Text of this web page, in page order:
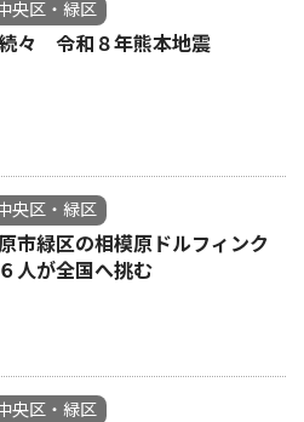
央区・緑区
々 令和８年熊本地震
央区・緑区
市緑区の相模原ドルフィンク
人が全国へ挑む
央区・緑区